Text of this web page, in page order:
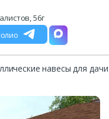
56г
навесы для дачи